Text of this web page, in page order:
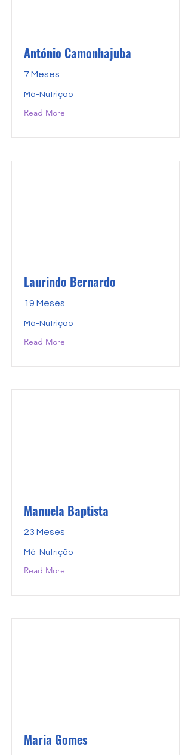
António Camonhajuba
7 Meses
Má-Nutrição
Read More
Laurindo Bernardo
19 Meses
Má-Nutrição
Read More
Manuela Baptista
23 Meses
Má-Nutrição
Read More
Maria Gomes